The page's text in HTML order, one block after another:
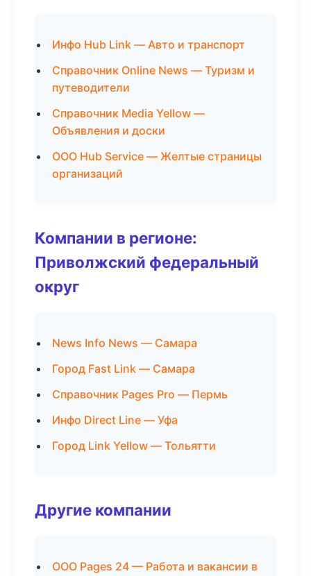
Инфо Hub Link — Авто и транспорт
Справочник Online News — Туризм и
путеводители
Справочник Media Yellow —
Объявления и доски
ООО Hub Service — Желтые страницы
организаций
Компании в регионе:
Приволжский федеральный
округ
News Info News — Самара
Город Fast Link — Самара
Справочник Pages Pro — Пермь
Инфо Direct Line — Уфа
Город Link Yellow — Тольятти
Другие компании
ООО Pages 24 — Работа и вакансии в